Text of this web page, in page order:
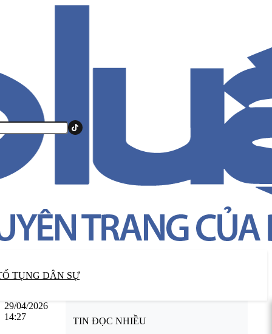
TỤNG DÂN SỰ
29/04/2026
14:27
TIN ĐỌC NHIỀU